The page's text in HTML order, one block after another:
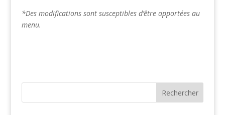
*Des modifications sont susceptibles d’être apportées au
menu.